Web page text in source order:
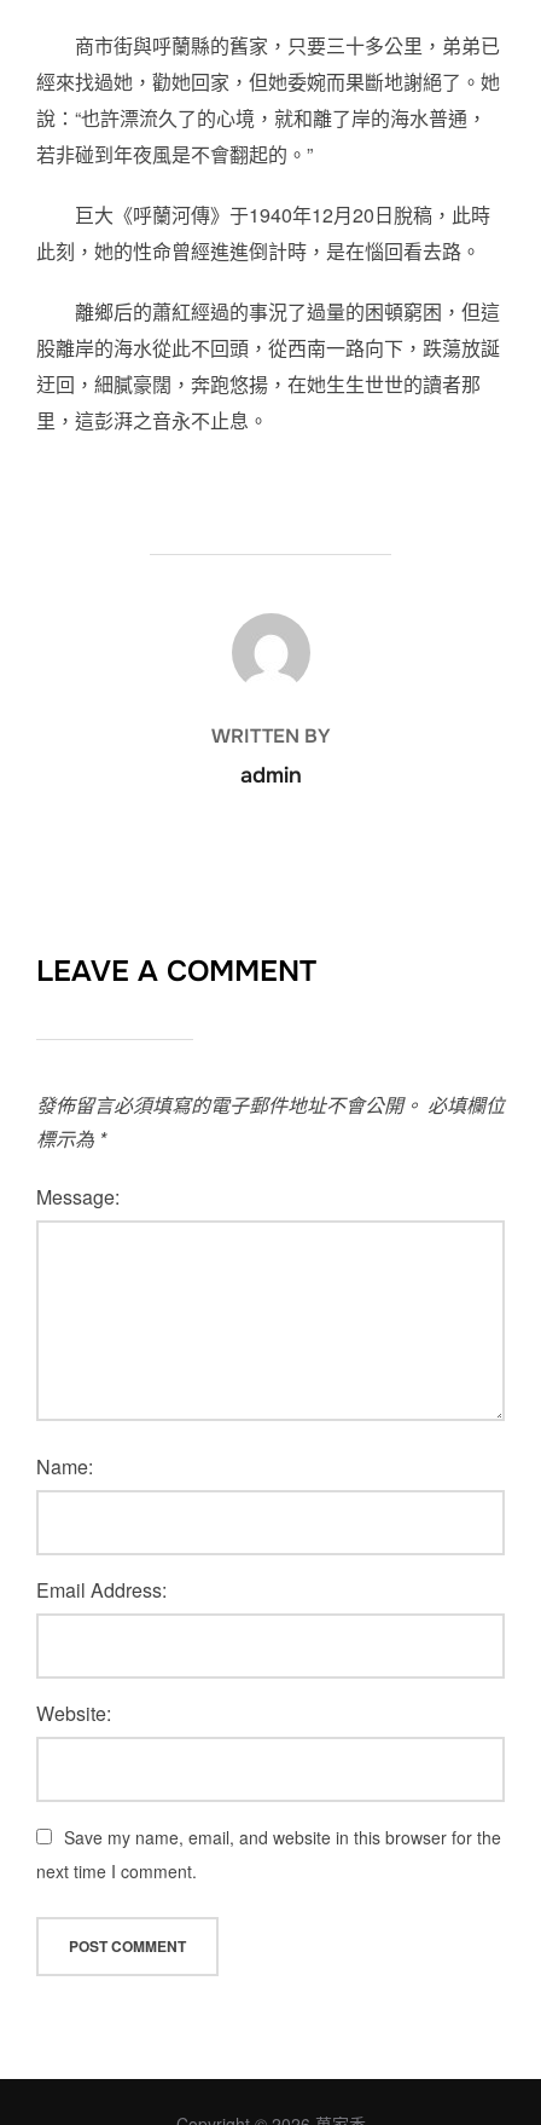
商市街與呼蘭縣的舊家，只要三十多公里，弟弟已
經來找過她，勸她回家，但她委婉而果斷地謝絕了。她
說：“也許漂流久了的心境，就和離了岸的海水普通，
若非碰到年夜風是不會翻起的。”
巨大《呼蘭河傳》于1940年12月20日脫稿，此時
此刻，她的性命曾經進進倒計時，是在惱回看去路。
離鄉后的蕭紅經過的事況了過量的困頓窮困，但這
股離岸的海水從此不回頭，從西南一路向下，跌蕩放誕
迂回，細膩豪闊，奔跑悠揚，在她生生世世的讀者那
里，這彭湃之音永不止息。
POST AUTHOR
WRITTEN BY
admin
LEAVE A COMMENT
發佈留言必須填寫的電子郵件地址不會公開。 必填欄位
標示為 *
Message:
Name:
Email Address:
Website:
Save my name, email, and website in this browser for the
next time I comment.